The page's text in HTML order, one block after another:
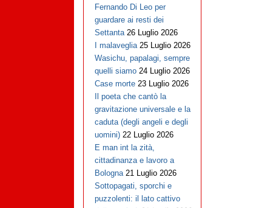
Fernando Di Leo per
guardare ai resti dei
Settanta 26 Luglio 2026
I malaveglia 25 Luglio 2026
Wasichu, papalagi, sempre
quelli siamo 24 Luglio 2026
Case morte 23 Luglio 2026
Il poeta che cantò la
gravitazione universale e la
caduta (degli angeli e degli
uomini) 22 Luglio 2026
E man int la zità,
cittadinanza e lavoro a
Bologna 21 Luglio 2026
Sottopagati, sporchi e
puzzolenti: il lato cattivo